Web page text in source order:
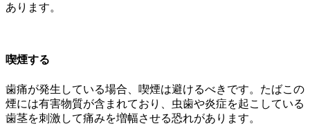
あります。
喫煙する
歯痛が発生している場合、喫煙は避けるべきです。たばこの
煙には有害物質が含まれており、虫歯や炎症を起こしている
歯茎を刺激して痛みを増幅させる恐れがあります。